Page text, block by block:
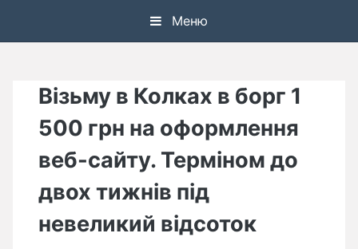
Меню
Візьму в Колках в борг 1
500 грн на оформлення
веб-сайту. Терміном до
двох тижнів під
невеликий відсоток